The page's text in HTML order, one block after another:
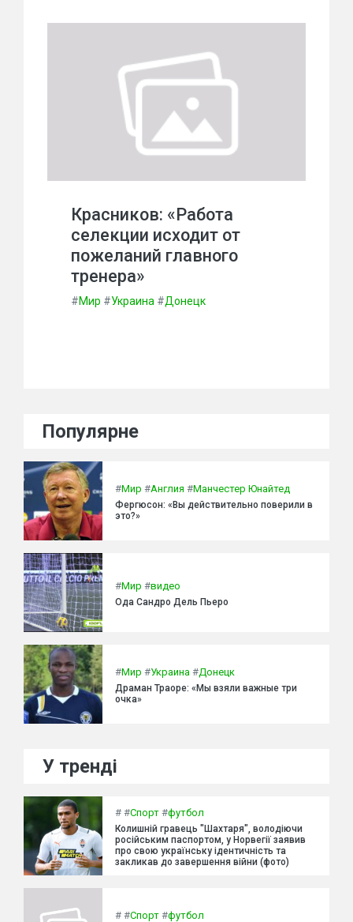
Красников: «Работа
селекции исходит от
пожеланий главного
тренера»
#Мир #Украина #Донецк
Популярне
#Мир #Англия #Манчестер Юнайтед
Фергюсон: «Вы действительно поверили в
это?»
#Мир #видео
Ода Сандро Дель Пьеро
#Мир #Украина #Донецк
Драман Траоре: «Мы взяли важные три
очка»
У тренді
# #Спорт #футбол
Колишній гравець "Шахтаря", володіючи
російським паспортом, у Норвегії заявив
про свою українську ідентичність та
закликав до завершення війни (фото)
# #Спорт #футбол